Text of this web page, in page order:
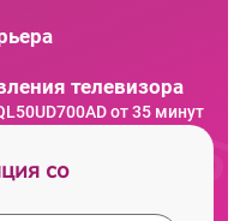
телевизора
от 35 минут
со